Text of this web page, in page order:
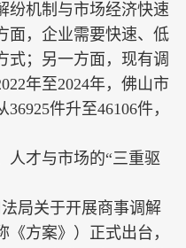
机制与市场经济快速
面，企业需要快速、低
式；另一方面，现有调
年至2024年，佛山市
件升至46106件，
才与市场的“三重驱
局关于开展商事调解
方案》）正式出台，